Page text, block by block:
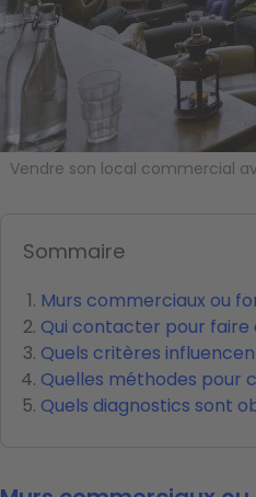
Vendre son local commercial
Sommaire
Murs commerciaux ou
Qui contacter pour faire
Quels critères
Quelles méthodes pour
Quels diagnostics sont